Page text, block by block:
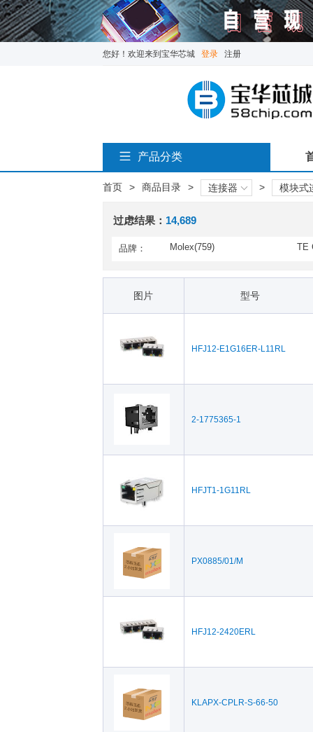
您好！欢迎来到宝华芯城 登录 注册
产品分类
首页 > 商品目录 > 连接器 > 模块式
过虑结果： 14,689
品牌： Molex(759)
TE
CII / TE Connectivity(1)
GWconnect / Molex(384)
Neutrik(92)
图片 型号
HFJ12-E1G16ER-L11RL
2-1775365-1
HFJT1-1G11RL
PX0885/01/M
HFJ12-2420ERL
KLAPX-CPLR-S-66-50